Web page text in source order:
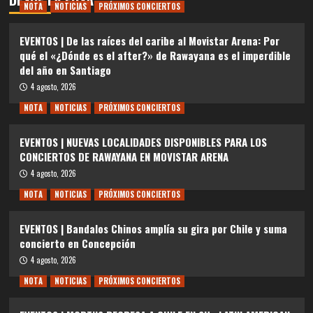
NOTA NOTICIAS PRÓXIMOS CONCIERTOS
EVENTOS | De las raíces del caribe al Movistar Arena: Por
qué el «¿Dónde es el after?» de Rawayana es el imperdible
del año en Santiago
4 agosto, 2026
NOTA
NOTICIAS PRÓXIMOS CONCIERTOS
EVENTOS | NUEVAS LOCALIDADES DISPONIBLES PARA LOS
CONCIERTOS DE RAWAYANA EN MOVISTAR ARENA
4 agosto, 2026
NOTA
NOTICIAS PRÓXIMOS CONCIERTOS
EVENTOS | Bandalos Chinos amplía su gira por Chile y suma
concierto en Concepción
4 agosto, 2026
NOTA
NOTICIAS PRÓXIMOS CONCIERTOS